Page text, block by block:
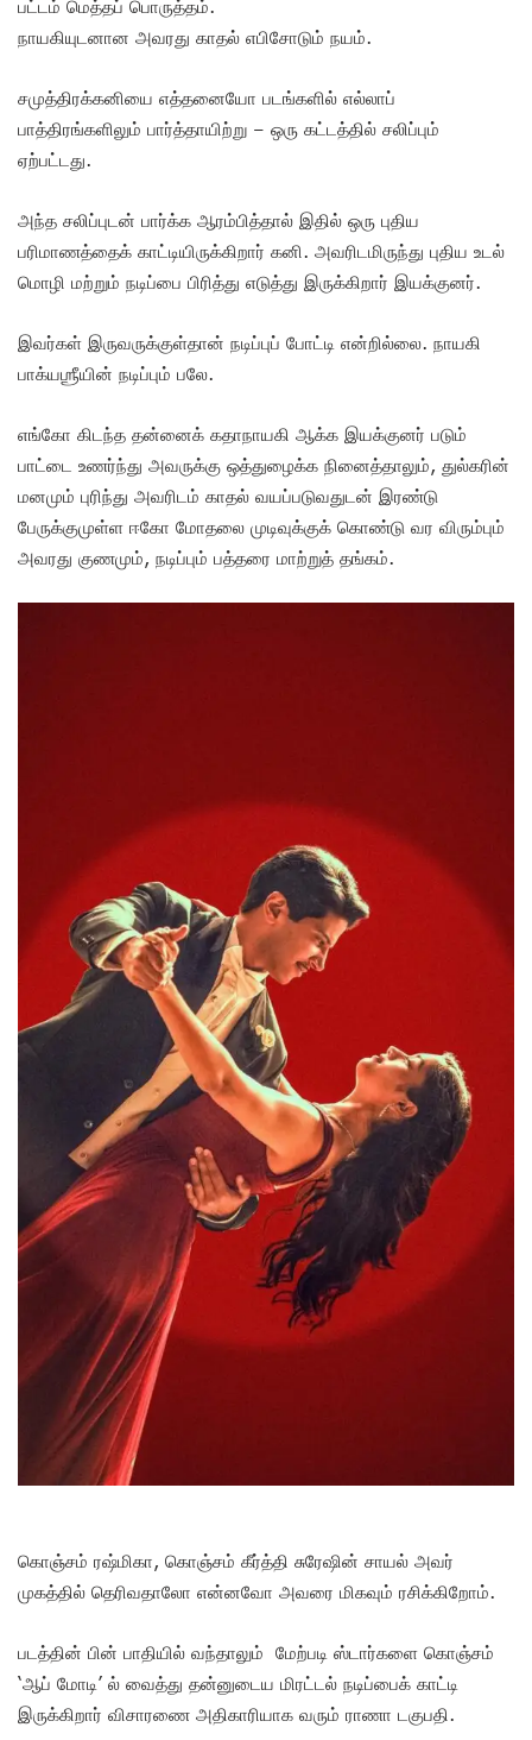
பட்டம் மெத்தப் பொருத்தம்.
நாயகியுடனான அவரது காதல் எபிசோடும் நயம்.
சமுத்திரக்கனியை எத்தனையோ படங்களில் எல்லாப்
பாத்திரங்களிலும் பார்த்தாயிற்று – ஒரு கட்டத்தில் சலிப்பும்
ஏற்பட்டது.
அந்த சலிப்புடன் பார்க்க ஆரம்பித்தால் இதில் ஒரு புதிய
பரிமாணத்தைக் காட்டியிருக்கிறார் கனி. அவரிடமிருந்து புதிய உடல்
மொழி மற்றும் நடிப்பை பிரித்து எடுத்து இருக்கிறார் இயக்குனர்.
இவர்கள் இருவருக்குள்தான் நடிப்புப் போட்டி என்றில்லை. நாயகி
பாக்யஶ்ரீயின் நடிப்பும் பலே.
எங்கோ கிடந்த தன்னைக் கதாநாயகி ஆக்க இயக்குனர் படும்
பாட்டை உணர்ந்து அவருக்கு ஒத்துழைக்க நினைத்தாலும், துல்கரின்
மனமும் புரிந்து அவரிடம் காதல் வயப்படுவதுடன் இரண்டு
பேருக்குமுள்ள ஈகோ மோதலை முடிவுக்குக் கொண்டு வர விரும்பும்
அவரது குணமும், நடிப்பும் பத்தரை மாற்றுத் தங்கம்.
கொஞ்சம் ரஷ்மிகா, கொஞ்சம் கீர்த்தி சுரேஷின் சாயல் அவர்
முகத்தில் தெரிவதாலோ என்னவோ அவரை மிகவும் ரசிக்கிறோம்.
படத்தின் பின் பாதியில் வந்தாலும் மேற்படி ஸ்டார்களை கொஞ்சம்
‘ஆப் மோடி’ ல் வைத்து தன்னுடைய மிரட்டல் நடிப்பைக் காட்டி
இருக்கிறார் விசாரணை அதிகாரியாக வரும் ராணா டகுபதி.